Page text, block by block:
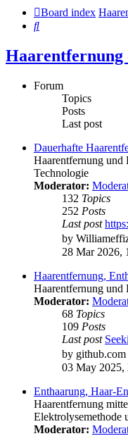
Board index
Search
Forum
Topics
Posts
Last post
Dauerhafte
Haarentfernung und
Technologie
Moderator:
132 Topics
252 Posts
Last post
by
28 Mar 2026,
Haarentfernung,
Haarentfernung und
Moderator:
68 Topics
109 Posts
Last post
by github.com
03 May 2025,
Enthaarung, Haar-
Haarentfernung
Elektrolysemethode
Moderator: